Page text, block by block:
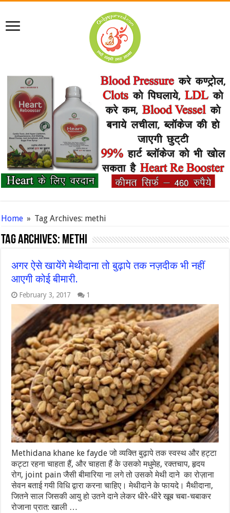
Home » Tag Archives: methi
Tag Archives: methi
अगर ऐसे खायेंगे मेथीदाना तो बुढ़ापे तक नज़दीक भी नहीं
आएगी कोई बीमारी.
February 3, 2017 1
Methidana khane ke fayde जो व्यक्ति बुढ़ापे तक स्वस्थ और हट्टा
कट्टा रहना चाहता हैं, और चाहता हैं के उसको मधुमेह, रक्तचाप, हृदय
रोग, joint pain जैसी बीमारिया ना लगे तो उसको मेथी दाने का रोज़ाना
सेवन बताई गयी विधि द्वारा करना चाहिए। मेथीदाने के फायदे। मैथीदाना,
जितने साल जिसकी आयु हो उतने दाने लेकर धीरे-धीरे खूब चबा-चबाकर
रोजाना प्रात: खाली …